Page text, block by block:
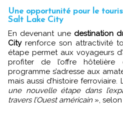
Une opportunité pour le
Salt Lake City
En devenant une destination
Cityrenforce son attractivité
étape permet aux voyageurs
profiter de l’offre
programme s’adresse aux
mais aussi d’histoire ferroviaire.
une nouvelle étape dans
travers l’Ouest américain »,